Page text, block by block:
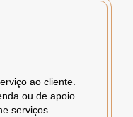
ao cliente.
ou de apoio
serviços